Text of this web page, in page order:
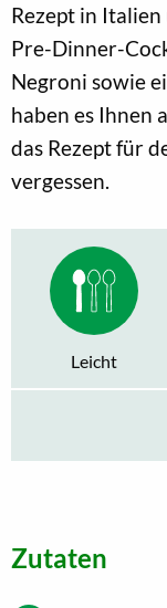
Rezept in
Pre-Dinner-
Negroni sowie
haben es Ihnen
das Rezept für
vergessen.
Leicht
Zutaten